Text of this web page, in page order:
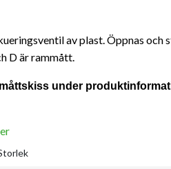
av plast. Öppnas och
D är rammått.
under